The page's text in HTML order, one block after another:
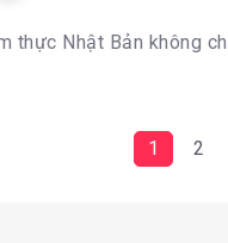
thực Nhật Bản không
1 2